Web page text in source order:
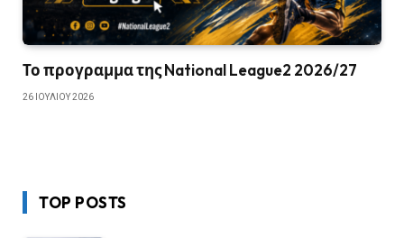
Το προγραμμα της National League2 2026/27
26 ΙΟΥΛΊΟΥ 2026
TOP POSTS